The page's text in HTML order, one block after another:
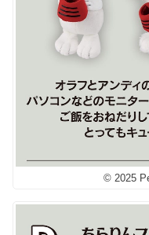
© 2025